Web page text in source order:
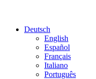
Deutsch
English
Español
Français
Italiano
Português